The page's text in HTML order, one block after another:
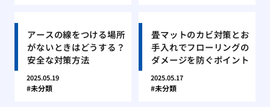
アースの線をつける場所
がないときはどうする？
安全な対策方法
2025.05.19
未分類
畳マットのカビ対策とお
手入れでフローリングの
ダメージを防ぐポイント
2025.05.17
未分類